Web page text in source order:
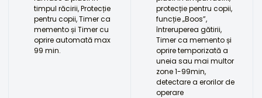
timpul răcirii, Protecție
pentru copii, Timer ca
memento și Timer cu
oprire automată max
99 min.
protecție pentru copii,
funcție „Boos”,
întreruperea gătirii,
Timer ca memento și
oprire temporizată a
uneia sau mai multor
zone 1-99min,
detectare a erorilor de
operare